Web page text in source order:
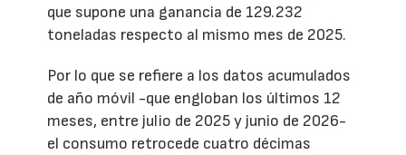
que supone una ganancia de 129.232
toneladas respecto al mismo mes de 2025.
Por lo que se refiere a los datos acumulados
de año móvil -que engloban los últimos 12
meses, entre julio de 2025 y junio de 2026-
el consumo retrocede cuatro décimas